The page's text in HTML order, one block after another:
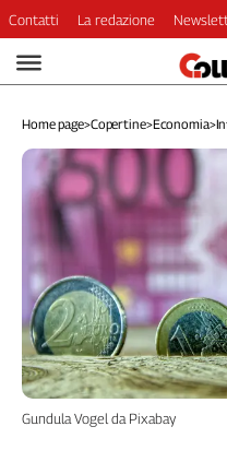
Video
Dirette
Longform
Copertine
Economia
Lavoro
Ambiente
Diritti
Welfare
Italia
Internazionale
Culture
Contatti La redazione
Home page>Copertine>Economia>
Gundula Vogel da Pixabay